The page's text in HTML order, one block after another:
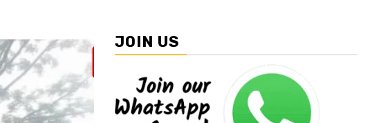
JOIN US